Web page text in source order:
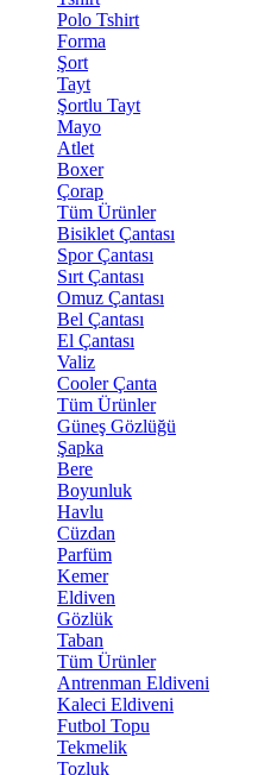
Polo Tshirt
Forma
Şort
Tayt
Şortlu Tayt
Mayo
Atlet
Boxer
Çorap
Tüm Ürünler
Bisiklet Çantası
Spor Çantası
Sırt Çantası
Omuz Çantası
Bel Çantası
El Çantası
Valiz
Cooler Çanta
Tüm Ürünler
Güneş Gözlüğü
Şapka
Bere
Boyunluk
Havlu
Cüzdan
Parfüm
Kemer
Eldiven
Gözlük
Taban
Tüm Ürünler
Antrenman Eldiveni
Kaleci Eldiveni
Futbol Topu
Tekmelik
Tozluk